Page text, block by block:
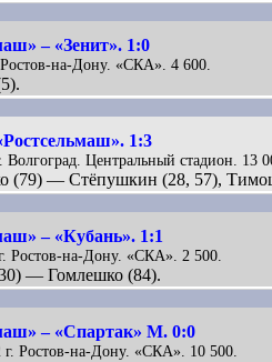
– «Зенит». 1:0
Ростов-на-Дону. «СКА». 4 600.
1:3
Волгоград. Центральный стадион. 13
(79) — Стёпушкин (28, 57),
– «Кубань». 1:1
Ростов-на-Дону. «СКА». 2 500.
— Гомлешко (84).
– «Спартак» М. 0:0
г. Ростов-на-Дону. «СКА». 10 500.